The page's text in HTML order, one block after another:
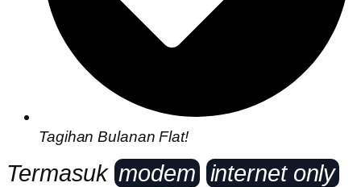
Tagihan Bulanan Flat!
Termasukmodem internet only